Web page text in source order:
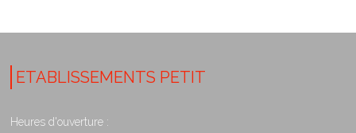
ETABLISSEMENTS PETIT
Heures d'ouverture :